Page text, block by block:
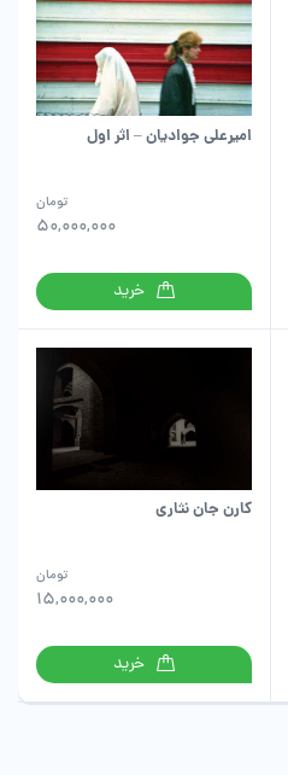
امیرعلی جوادیان – اثر اول
50,000,000
تومان
خرید
کارن جان نثاری
15,000,000
تومان
خرید